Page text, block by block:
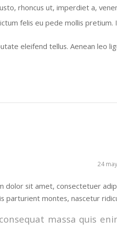
rhoncus ut, imperdiet a,
felis eu pede mollis
eleifend tellus. Aenean leo
24
dolor sit amet, consectetuer
parturient montes, nascetur
massa quis